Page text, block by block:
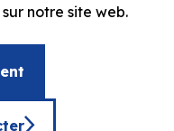
notre site web.